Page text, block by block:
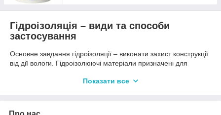
Гідроізоляція – види та способи
застосування
Основне завдання гідроізоляції – виконати захист конструкції
від дії вологи. Гідроізолюючі матеріали призначені для
покращенню стійкості до корозії. Матеріали для гідроізоляції
Показати все